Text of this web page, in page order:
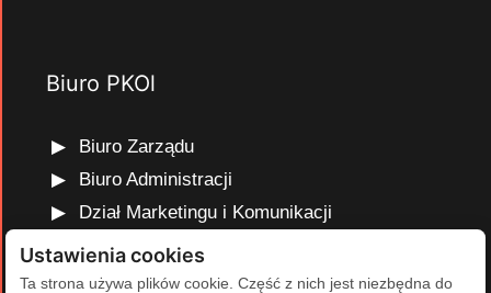
Biuro PKOl
Biuro Zarządu
Biuro Administracji
Dział Marketingu i Komunikacji
Dział Edukacji Olimpijskiej
Dział Finansów i Kadr
Ustawienia cookies
Ta strona używa plików cookie. Część z nich jest niezbędna do